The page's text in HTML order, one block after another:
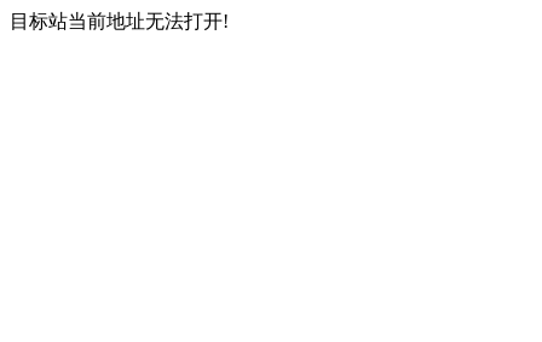
目标站当前地址无法打开!